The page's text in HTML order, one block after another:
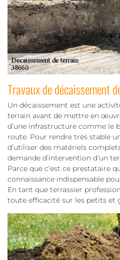
Travaux de décaissement
Un décaissement est une
terrain avant de mettre en
d’une infrastructure comme le
route. Pour rendre très stable
d’utiliser des matériels
demande d’intervention d’un
Parce que c’est ce prestataire
connaissance indispensable
En tant que terrassier
toute efficacité sur les petits et